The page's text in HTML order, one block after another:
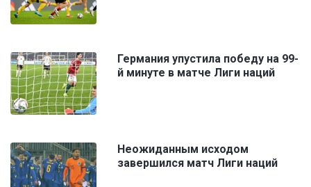
Германия упустила победу на 99-
й минуте в матче Лиги наций
Неожиданным исходом
завершился матч Лиги наций